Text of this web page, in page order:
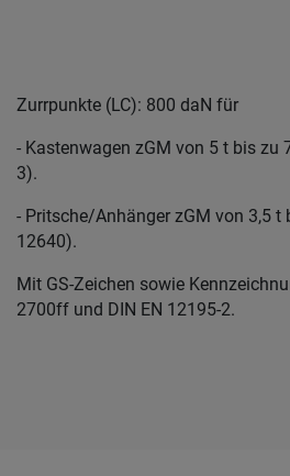
Zurrpunkte (LC): 800 daN für
- Kastenwagen zGM von 5 t bis zu
3).
- Pritsche/Anhänger zGM von 3,5 t
12640).
Mit GS-Zeichen sowie
2700ff und DIN EN 12195-2.